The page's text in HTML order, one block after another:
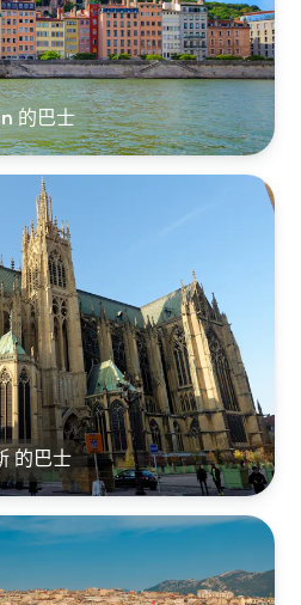
的巴士
的巴士